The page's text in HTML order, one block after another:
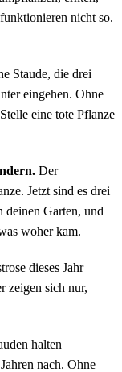
nicht so.
Staude, die drei
eingehen. Ohne
eine tote Pflanze
Der
Jetzt sind es drei
deinen Garten, und
woher kam.
dieses Jahr
zeigen sich nur,
halten
nach. Ohne